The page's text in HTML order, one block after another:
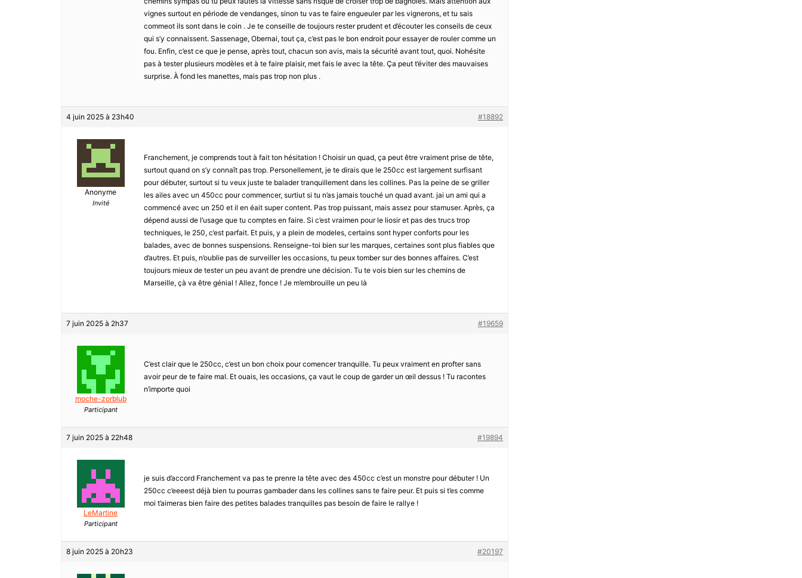
vignes surtout en période de vendanges, sinon tu vas te faire engueuler par les vignerons, et tu sais
commeot ils sont dans le coin . Je te conseille de toujours rester prudent et d’écouter les conseils de ceux
qui s’y connaissent. Sassenage, Obernai, tout ça, c’est pas le bon endroit pour essayer de rouler comme un
fou. Enfin, c’est ce que je pense, après tout, chacun son avis, mais la sécurité avant tout, quoi. Nohésite
pas à tester plusieurs modèles et à te faire plaisir, met fais le avec la tête. Ça peut t’éviter des mauvaises
surprise. À fond les manettes, mais pas trop non plus .
4 juin 2025 à 23h40 #18892
Anonyme
Invité
Franchement, je comprends tout à fait ton hésitation ! Choisir un quad, ça peut être vraiment prise de tête,
surtout quand on s’y connaît pas trop. Personellement, je te dirais que le 250cc est largement surfisant
pour débuter, surtout si tu veux juste te balader tranquillement dans les collines. Pas la peine de se griller
les ailes avec un 450cc pour commencer, surtiut si tu n’as jamais touché un quad avant. jai un ami qui a
commencé avec un 250 et il en éait super content. Pas trop puissant, mais assez pour stamuser. Après, ça
dépend aussi de l’usage que tu comptes en faire. Si c’est vraimen pour le liosir et pas des trucs trop
techniques, le 250, c’est parfait. Et puis, y a plein de modeles, certains sont hyper conforts pour les
balades, avec de bonnes suspensions. Renseigne-toi bien sur les marques, certaines sont plus fiables que
d’autres. Et puis, n’oublie pas de surveiller les occasions, tu peux tomber sur des bonnes affaires. C’est
toujours mieux de tester un peu avant de prendre une décision. Tu te vois bien sur les chemins de
Marseille, çà va être génial ! Allez, fonce ! Je m’embrouille un peu là
7 juin 2025 à 2h37 #19659
moche-zorblub
Participant
C’est clair que le 250cc, c’est un bon choix pour comencer tranquille. Tu peux vraiment en profter sans
avoir peur de te faire mal. Et ouais, les occasions, ça vaut le coup de garder un œil dessus ! Tu racontes
n’importe quoi
7 juin 2025 à 22h48 #19894
LeMartine
Participant
je suis d’accord Franchement va pas te prenre la tête avec des 450cc c’est un monstre pour débuter ! Un
250cc c’eeeest déjà bien tu pourras gambader dans les collines sans te faire peur. Et puis si t’es comme
moi t’aimeras bien faire des petites balades tranquilles pas besoin de faire le rallye !
8 juin 2025 à 20h23 #20197